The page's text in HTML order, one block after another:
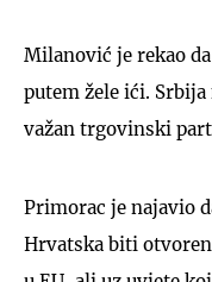
Milanović je rekao
putem žele ići.
važan trgovinski
Primorac je najavio
Hrvatska biti